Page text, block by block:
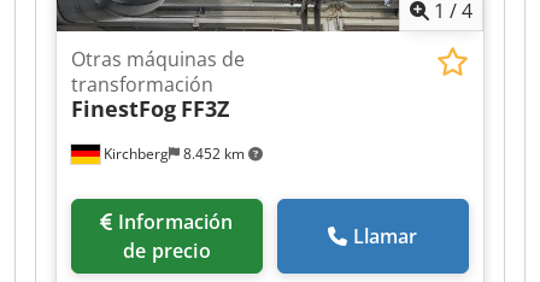
1 /4
Kirchberg 8.452 km
Otras máquinas de
transformación
FinestFog FF3Z
de precio
Llamar